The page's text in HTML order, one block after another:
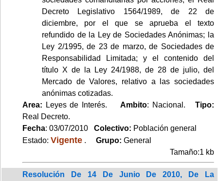
Decreto Legislativo 1564/1989, de 22 de
diciembre, por el que se aprueba el texto
refundido de la Ley de Sociedades Anónimas; la
Ley 2/1995, de 23 de marzo, de Sociedades de
Responsabilidad Limitada; y el contenido del
título X de la Ley 24/1988, de 28 de julio, del
Mercado de Valores, relativo a las sociedades
anónimas cotizadas.
Area: Leyes de Interés.Ambito: Nacional.Tipo:
Real Decreto.
Fecha: 03/07/2010 Colectivo: Población general
Estado: Vigente . Grupo: General
Tamaño:1 kb
Resolución De 14 De Junio De 2010, De La